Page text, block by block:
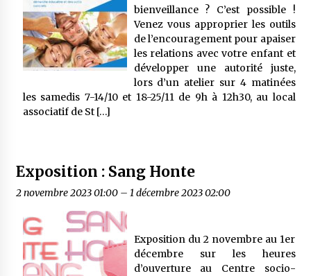
bienveillance ? C’est possible !
Venez vous approprier les outils
de l’encouragement pour apaiser
les relations avec votre enfant et
développer une autorité juste,
lors d’un atelier sur 4 matinées
les samedis 7-14/10 et 18-25/11 de 9h à 12h30, au local
associatif de St […]
Exposition : Sang Honte
2 novembre 2023 01:00– 1 décembre 2023 02:00
Exposition du 2 novembre au 1er
décembre sur les heures
d’ouverture au Centre socio-